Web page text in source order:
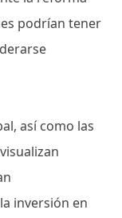
podrían tener
así como las
inversión en